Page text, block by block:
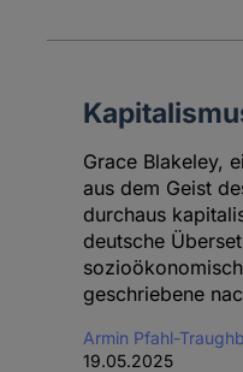
Grace Blakeley,
aus dem Geist
durchaus
deutsche
geschriebene
Armin Pfahl-
19.05.2025